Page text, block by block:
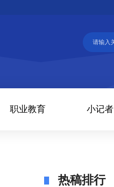
职业教育 小记者
热稿排行